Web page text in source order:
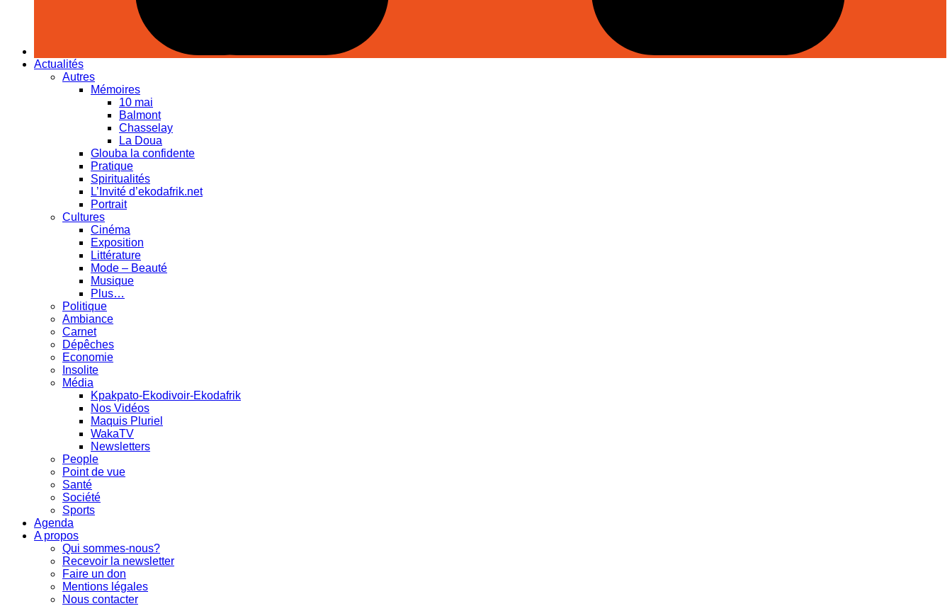
Actualités
Autres
Mémoires
10 mai
Balmont
Chasselay
La Doua
Glouba la confidente
Pratique
Spiritualités
L’Invité d’ekodafrik.net
Portrait
Cultures
Cinéma
Exposition
Littérature
Mode – Beauté
Musique
Plus…
Politique
Ambiance
Carnet
Dépêches
Economie
Insolite
Média
Kpakpato-Ekodivoir-Ekodafrik
Nos Vidéos
Maquis Pluriel
WakaTV
Newsletters
People
Point de vue
Santé
Société
Sports
Agenda
A propos
Qui sommes-nous?
Recevoir la newsletter
Faire un don
Mentions légales
Nous contacter